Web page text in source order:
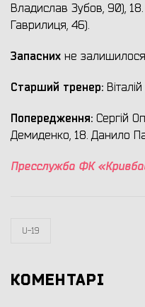
Владислав Зубов, 90),
Гаврилиця, 46).
Запасних не
Старший тренер:
Попередження: Сергій
Демиденко, 18. Данило
Пресслужба ФК
U-19
КОМЕНТАРІ